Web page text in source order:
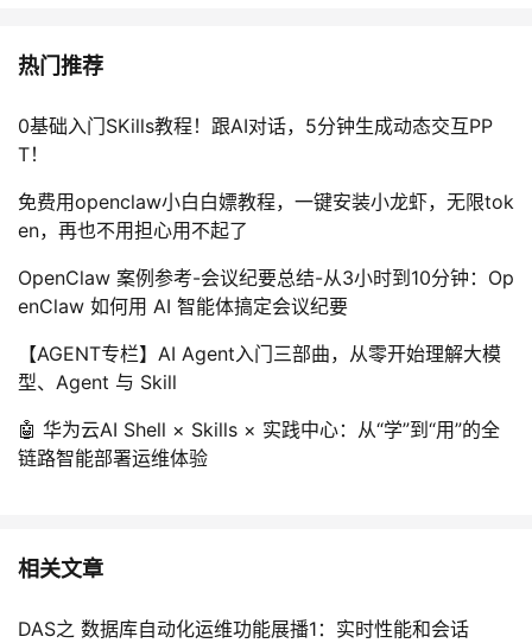
热门推荐
0基础入门SKills教程！跟AI对话，5分钟生成动态交互PP
T！
免费用openclaw小白白嫖教程，一键安装小龙虾，无限tok
en，再也不用担心用不起了
OpenClaw 案例参考-会议纪要总结-从3小时到10分钟：Op
enClaw 如何用 AI 智能体搞定会议纪要
【AGENT专栏】AI Agent入门三部曲，从零开始理解大模
型、Agent 与 Skill
🤖 华为云AI Shell × Skills × 实践中心：从“学”到“用”的全
链路智能部署运维体验
相关文章
DAS之 数据库自动化运维功能展播1：实时性能和会话